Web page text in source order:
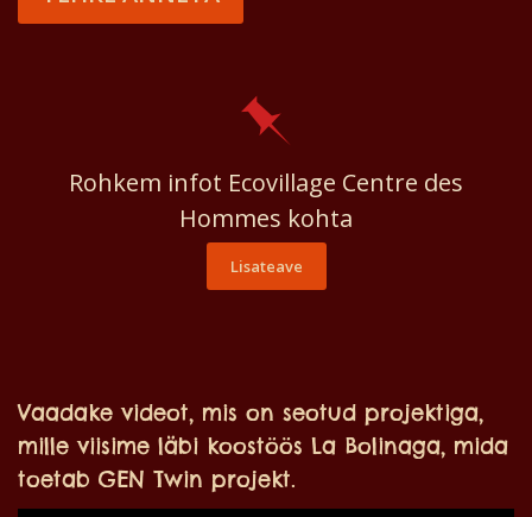
Rohkem infot Ecovillage Centre des
Hommes kohta
Lisateave
Vaadake videot, mis on seotud projektiga,
mille viisime läbi koostöös La Bolinaga, mida
toetab GEN Twin projekt.